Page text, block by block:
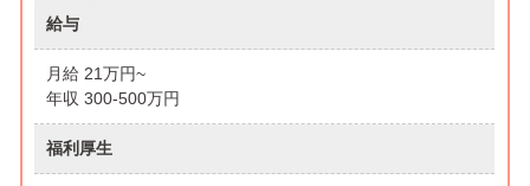
給与
月給 21万円~
年収 300-500万円
福利厚生